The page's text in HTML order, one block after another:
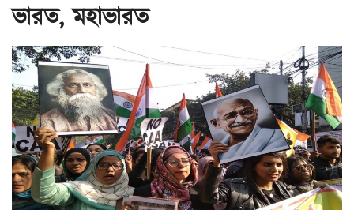
ভারত, মহাভারত